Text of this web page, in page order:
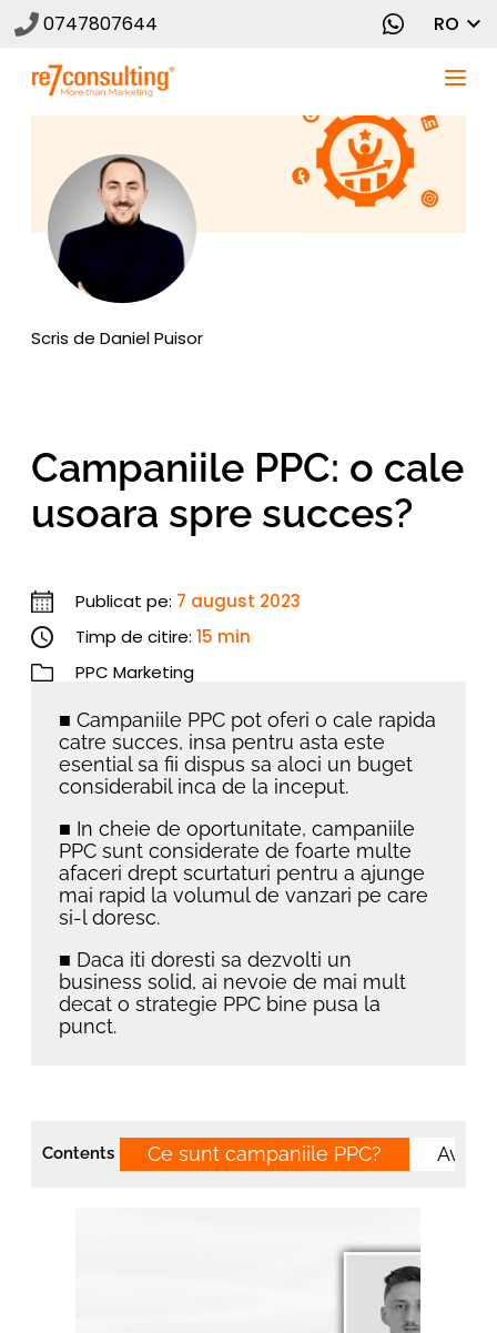
0747807644 RO
Scris deDaniel Puisor
Campaniile PPC: o cale
usoara spre succes?
Publicat pe: 7 august 2023
Timp de citire:15 min
PPC Marketing
■ Campaniile PPC pot oferi o cale rapida
catre succes, insa pentru asta este
esential sa fii dispus sa aloci un buget
considerabil inca de la inceput.
■ In cheie de oportunitate, campaniile
PPC sunt considerate de foarte multe
afaceri drept scurtaturi pentru a ajunge
mai rapid la volumul de vanzari pe care
si-l doresc.
■ Daca iti doresti sa dezvolti un
business solid, ai nevoie de mai mult
decat o strategie PPC bine pusa la
punct.
Contents Ce sunt campaniile PPC?